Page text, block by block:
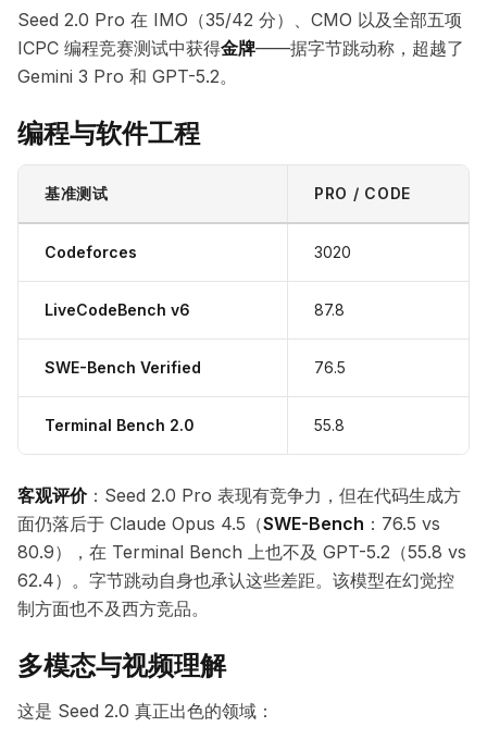
Seed 2.0 Pro 在 IMO（35/42 分）、CMO 以及全部五项
ICPC 编程竞赛测试中获得金牌——据字节跳动称，超越了
Gemini 3 Pro 和 GPT-5.2。
编程与软件工程
基准测试 PRO / CODE
Codeforces 3020
LiveCodeBench v6 87.8
SWE-Bench Verified 76.5
Terminal Bench 2.0 55.8
客观评价：Seed 2.0 Pro 表现有竞争力，但在代码生成方
面仍落后于 Claude Opus 4.5（SWE-Bench ：76.5 vs
80.9），在 Terminal Bench 上也不及 GPT-5.2（55.8 vs
62.4）。字节跳动自身也承认这些差距。该模型在幻觉控
制方面也不及西方竞品。
多模态与视频理解
这是 Seed 2.0 真正出色的领域：